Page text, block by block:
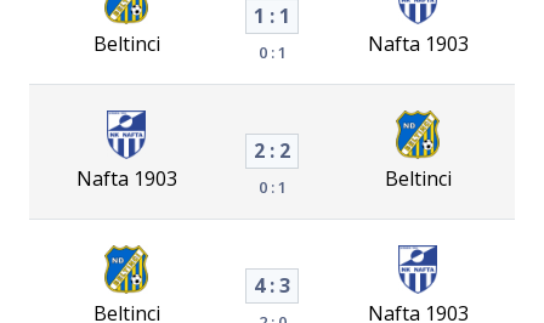
Beltinci
1 : 1
0 : 1 Nafta 1903
Nafta 1903
2 : 2
0 : 1 Beltinci
Beltinci
4 : 3
Nafta 1903